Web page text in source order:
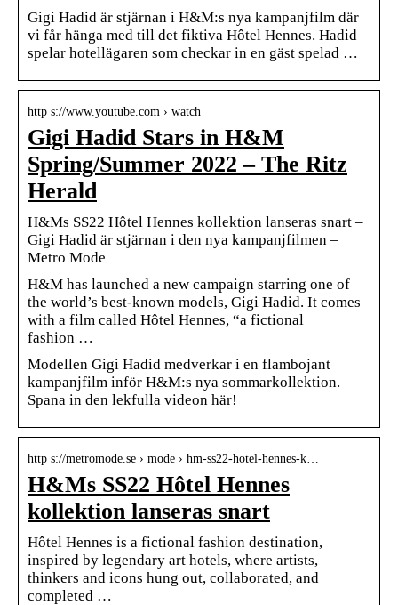
Gigi Hadid är stjärnan i H&M:s nya kampanjfilm där
vi får hänga med till det fiktiva Hôtel Hennes. Hadid
spelar hotellägaren som checkar in en gäst spelad …
http s://www.youtube.com › watch
Gigi Hadid Stars in H&M
Spring/Summer 2022 – The Ritz
Herald
H&Ms SS22 Hôtel Hennes kollektion lanseras snart –
Gigi Hadid är stjärnan i den nya kampanjfilmen –
Metro Mode
H&M has launched a new campaign starring one of
the world’s best-known models, Gigi Hadid. It comes
with a film called Hôtel Hennes, “a fictional
fashion …
Modellen Gigi Hadid medverkar i en flambojant
kampanjfilm inför H&M:s nya sommarkollektion.
Spana in den lekfulla videon här!
http s://metromode.se › mode › hm-ss22-hotel-hennes-k…
H&Ms SS22 Hôtel Hennes
kollektion lanseras snart
Hôtel Hennes is a fictional fashion destination,
inspired by legendary art hotels, where artists,
thinkers and icons hung out, collaborated, and
completed …